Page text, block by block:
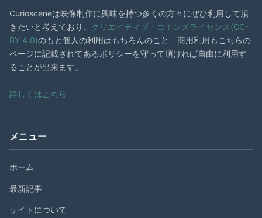
Curiosceneは映像制作に興味を持つ多くの方々にぜひ利用して頂
きたいと考えており、
クリエイティブ・コモンズライセンス(CC-
BY 4.0)のもと個人の利用はもちろんのこと、商用利用もこちらの
ページに記載されてあるポリシーを守って頂ければ自由に利用す
ることが出来ます。
詳しくはこちら
メニュー
ホーム
最新記事
サイトについて